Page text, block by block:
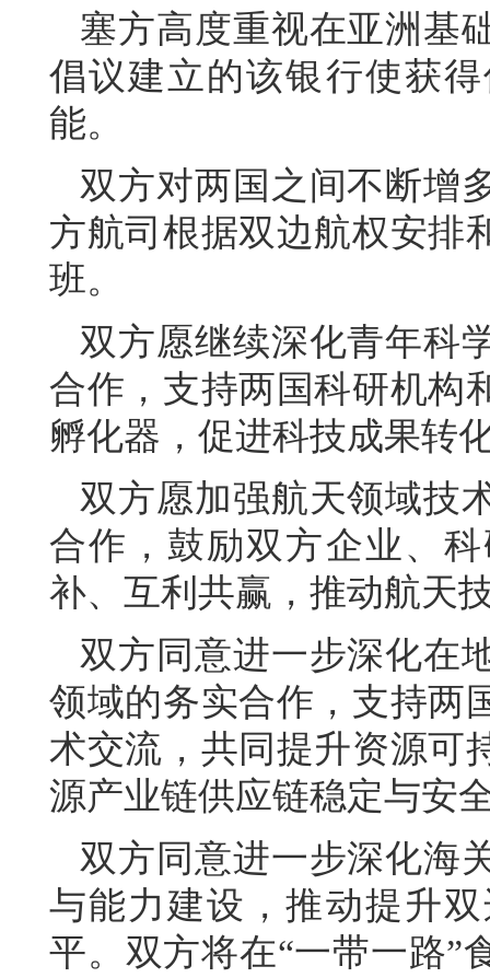
塞方高度重视在亚洲基
倡议建立的该银行使获
能。
双方对两国之间不断增
方航司根据双边航权安排
班。
双方愿继续深化青年科
合作，支持两国科研机构
孵化器，促进科技成果转
双方愿加强航天领域技
合作，鼓励双方企业、
补、互利共赢，推动航天
双方同意进一步深化在
领域的务实合作，支持两
术交流，共同提升资源可
源产业链供应链稳定与安
双方同意进一步深化海
与能力建设，推动提升
平。双方将在“一带一路”